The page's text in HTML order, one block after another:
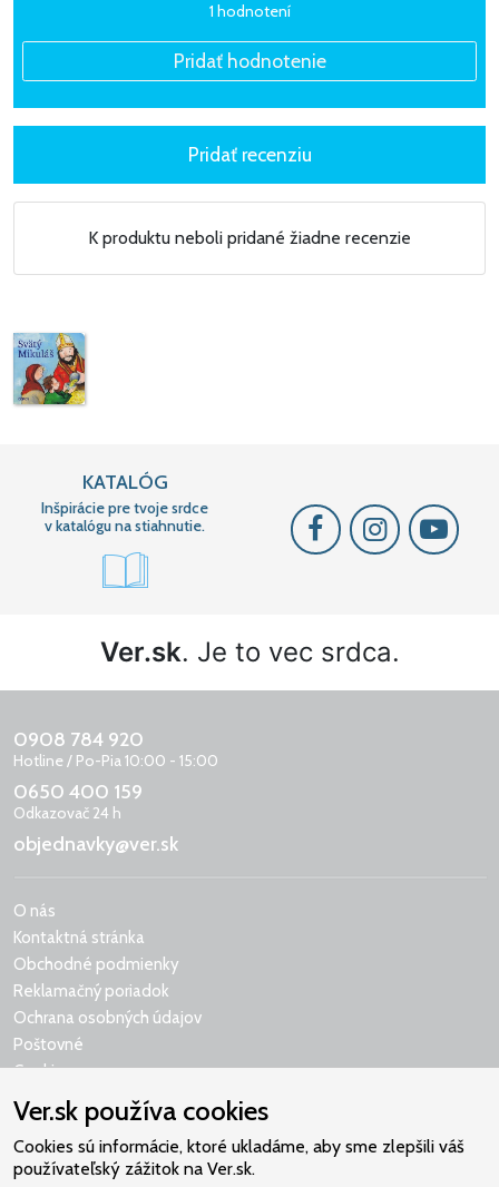
1 hodnotení
K produktu neboli pridané žiadne recenzie
KATALÓG
Inšpirácie pre tvoje srdce
v katalógu na stiahnutie.
Ver.sk. Je to vec srdca.
0908 784 920
Hotline / Po-Pia 10:00 - 15:00
0650 400 159
Odkazovač 24 h
objednavky@ver.sk
O nás
Kontaktná stránka
Obchodné podmienky
Reklamačný poriadok
Ochrana osobných údajov
Poštovné
Cookies
Ver.sk používa cookies
Cookies sú informácie, ktoré ukladáme, aby sme zlepšili váš
používateľský zážitok na Ver.sk.